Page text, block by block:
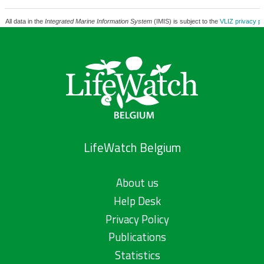
All data in the Integrated Marine Information System(IMIS) is subject to the VLIZ privacy
LifeWatch Belgium
About us
Help Desk
Privacy Policy
Publications
Statistics